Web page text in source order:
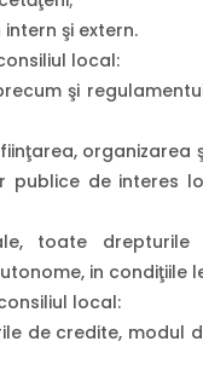
şi extern.
local:
şi
de interes
toate drepturile
in condiţiile
local:
de credite, modul